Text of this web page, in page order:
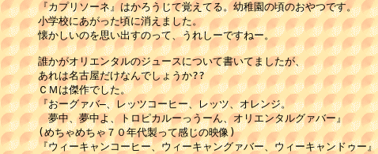
『カプリソーネ』はかろうじて覚えてる。幼稚園の頃のおやつです。
小学校にあがった頃に消えました。
懐かしいのを思い出すのって、うれしーですねー。
誰かがオリエンタルのジュースについて書いてましたが、
あれは名古屋だけなんでしょうか??
ＣＭは傑作でした。
『おーグァバ―、レッツコーヒー、レッツ、オレンジ。
夢中、夢中よ、トロピカルーっうーん、オリエンタルグァバー』
(めちゃめちゃ７０年代製って感じの映像)
『ウィーキャンコーヒー、ウィーキャングァバー、ウィーキャンドゥー』